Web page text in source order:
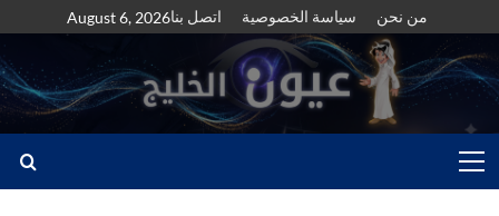
to
content
August 6, 2026اتصل بنا سياسة الخصوصية من نحن
Menu